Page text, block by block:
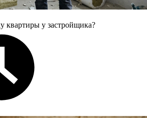
квартиры у застройщика?